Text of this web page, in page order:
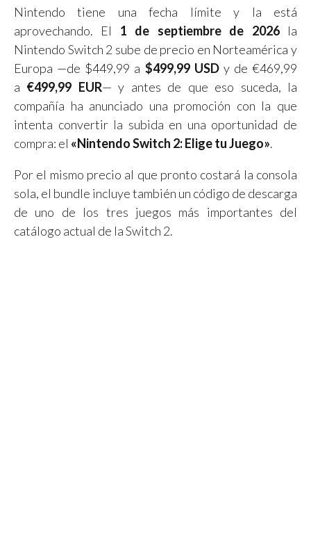
Nintendo tiene una fecha límite y la está
aprovechando. El 1 de septiembre de 2026la
Nintendo Switch 2 sube de precio en Norteamérica y
Europa —de $449,99 a $499,99 USDy de €469,99
a €499,99 EUR— y antes de que eso suceda, la
compañía ha anunciado una promoción con la que
intenta convertir la subida en una oportunidad de
compra: el «Nintendo Switch 2: Elige tu Juego».
Por el mismo precio al que pronto costará la consola
sola, el bundle incluye también un código de descarga
de uno de los tres juegos más importantes del
catálogo actual de la Switch 2.